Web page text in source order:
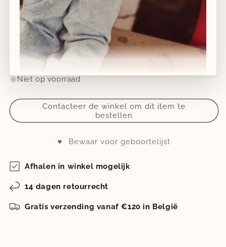
te behouden en voorkomt vervaging.
Aantal
Aantal
verlagen
voor
piep
teddy
-
2.0
Aantal
voor
piep
teddy
-
-
2.0
Niet op voorraad
Contacteer de winkel om dit item te
bestellen
♥ Bewaar voor geboortelijst
Afhalen in winkel mogelijk
14 dagen retourrecht
Gratis verzending vanaf €120 in België
Nieuwe collecties!
Nieuwe herfst-winter collecties in ons clubje &
FacebookInstagram